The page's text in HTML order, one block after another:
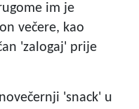
im je
večere, kao
'zalogaj' prije
'snack' u